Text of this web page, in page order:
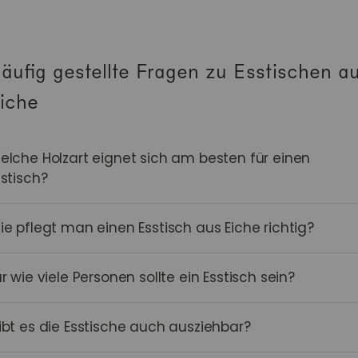
gestellte Fragen zu Esstischen
Holzart eignet sich am besten für einen
pflegt man einen Esstisch aus Eiche richtig?
wie viele Personen sollte ein Esstisch sein?
es die Esstische auch ausziehbar?